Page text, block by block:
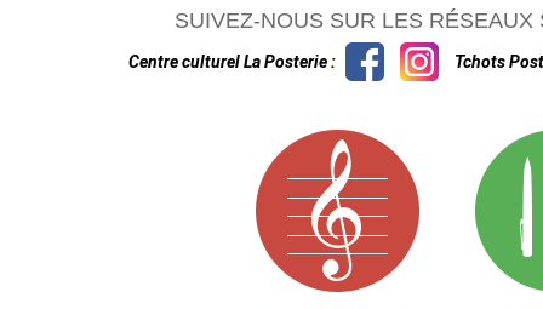
SUIVEZ-NOUS SUR LES RÉSEAUX
Centre culturel La Posterie : Tchots